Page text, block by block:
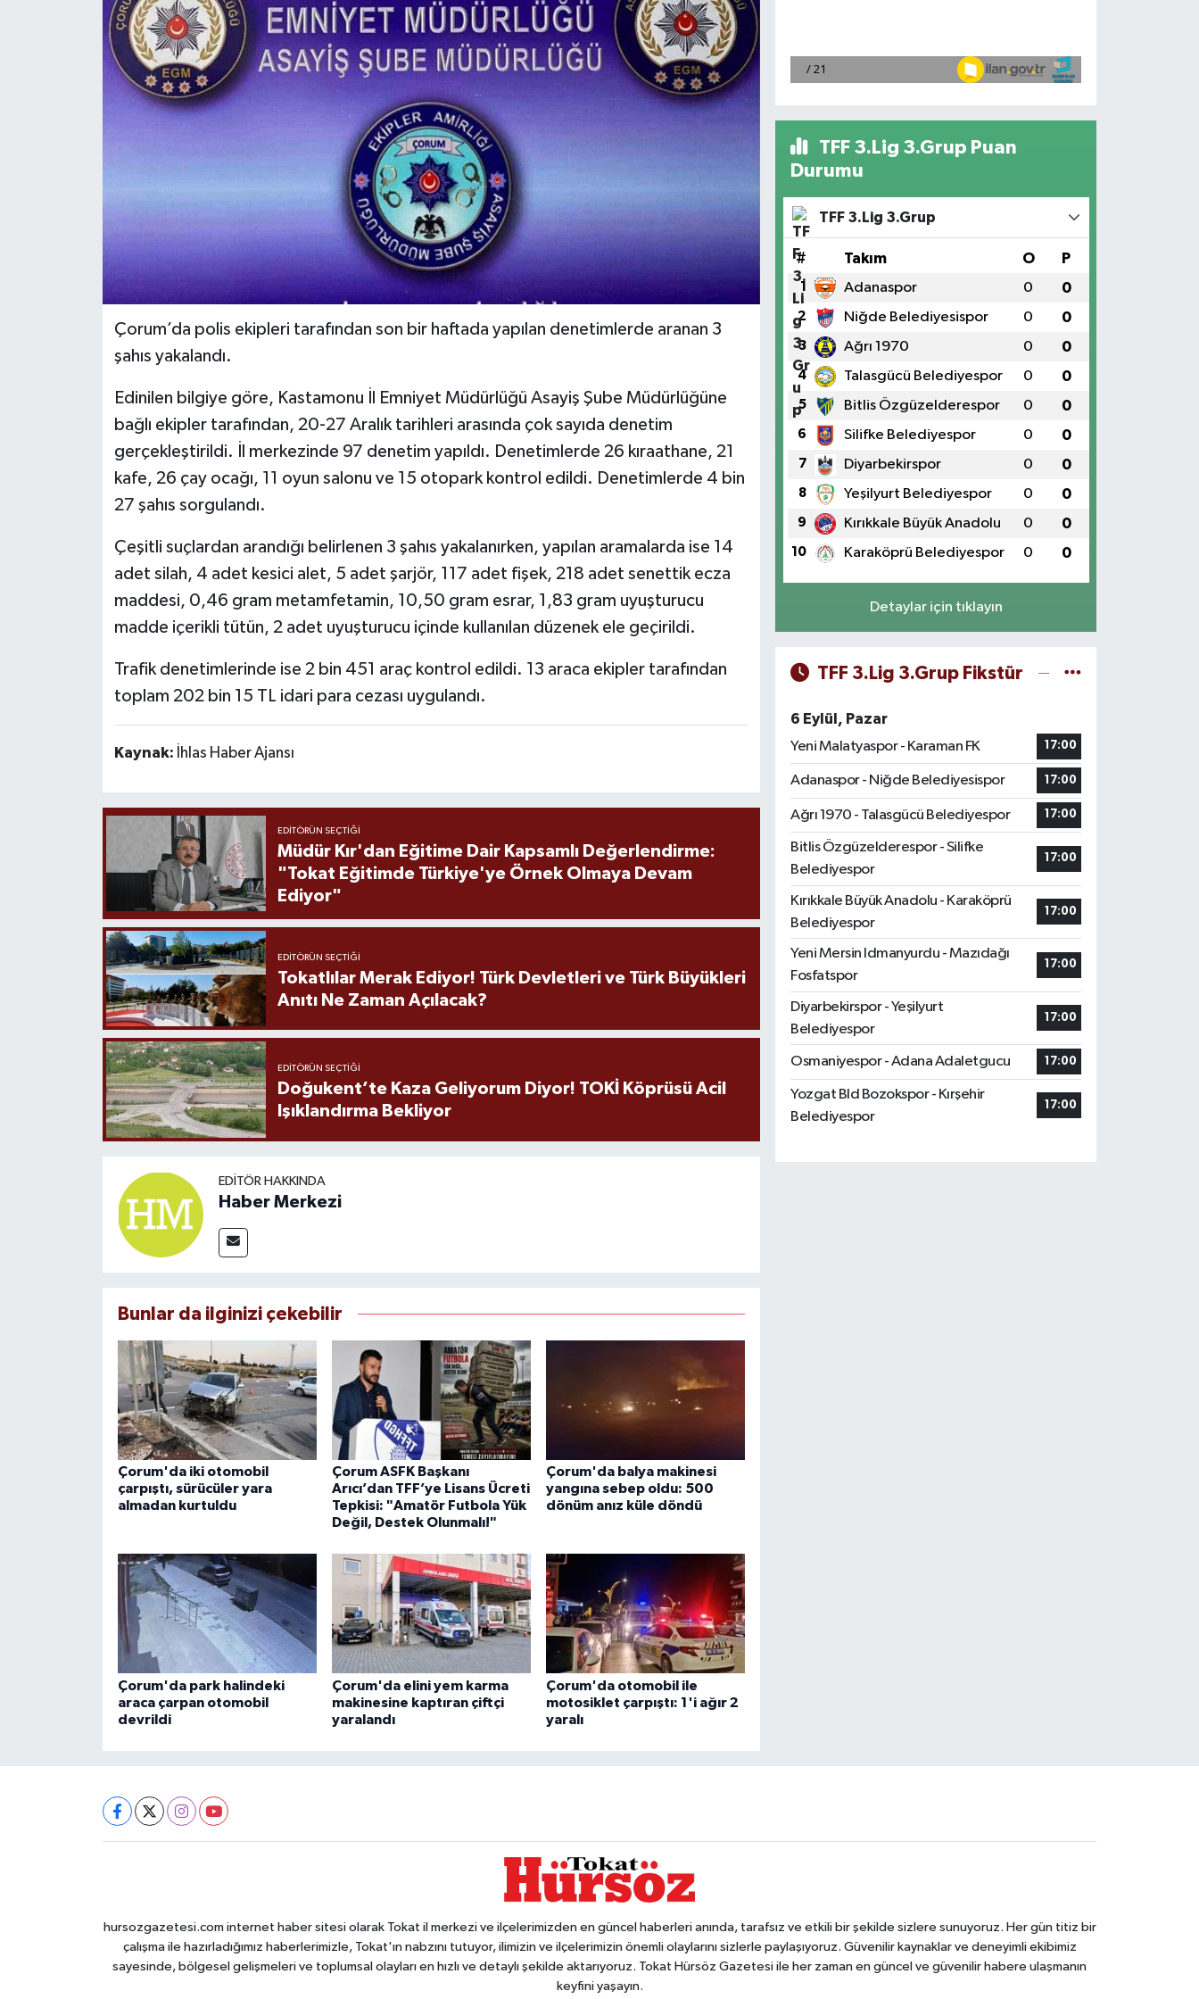
Çorum’da polis ekipleri tarafından son bir haftada yapılan denetimlerde aranan 3
şahıs yakalandı.
Edinilen bilgiye göre, Kastamonu İl Emniyet Müdürlüğü Asayiş Şube Müdürlüğüne
bağlı ekipler tarafından, 20-27 Aralık tarihleri arasında çok sayıda denetim
gerçekleştirildi. İl merkezinde 97 denetim yapıldı. Denetimlerde 26 kıraathane, 21
kafe, 26 çay ocağı, 11 oyun salonu ve 15 otopark kontrol edildi. Denetimlerde 4 bin
27 şahıs sorgulandı.
Çeşitli suçlardan arandığı belirlenen 3 şahıs yakalanırken, yapılan aramalarda ise 14
adet silah, 4 adet kesici alet, 5 adet şarjör, 117 adet fişek, 218 adet senettik ecza
maddesi, 0,46 gram metamfetamin, 10,50 gram esrar, 1,83 gram uyuşturucu
madde içerikli tütün, 2 adet uyuşturucu içinde kullanılan düzenek ele geçirildi.
Trafik denetimlerinde ise 2 bin 451 araç kontrol edildi. 13 araca ekipler tarafından
toplam 202 bin 15 TL idari para cezası uygulandı.
Kaynak: İhlas Haber Ajansı
EDITÖRÜN SEÇTIĞI
Müdür Kır'dan Eğitime Dair Kapsamlı Değerlendirme:
"Tokat Eğitimde Türkiye'ye Örnek Olmaya Devam
Ediyor"
EDITÖRÜN SEÇTIĞI
Tokatlılar Merak Ediyor! Türk Devletleri ve Türk Büyükleri
Anıtı Ne Zaman Açılacak?
EDITÖRÜN SEÇTIĞI
Doğukent’te Kaza Geliyorum Diyor! TOKİ Köprüsü Acil
Işıklandırma Bekliyor
EDITÖR HAKKINDA
Haber Merkezi
Bunlar da ilginizi çekebilir
Çorum'da iki otomobil
çarpıştı, sürücüler yara
almadan kurtuldu
Çorum ASFK Başkanı
Arıcı’dan TFF’ye Lisans Ücreti
Tepkisi: "Amatör Futbola Yük
Değil, Destek Olunmalı!"
Çorum'da balya makinesi
yangına sebep oldu: 500
dönüm anız küle döndü
Çorum'da park halindeki
araca çarpan otomobil
devrildi
Çorum'da elini yem karma
makinesine kaptıran çiftçi
yaralandı
Çorum'da otomobil ile
motosiklet çarpıştı: 1'i ağır 2
yaralı
TFF 3.Lig 3.Grup Puan
Durumu
TFF 3.Lig 3.Grup
# Takım O P
1 Adanaspor 0 0
2 Niğde Belediyesispor 0 0
3 Ağrı 1970 0 0
4 Talasgücü Belediyespor 0 0
5 Bitlis Özgüzelderespor 0 0
6 Silifke Belediyespor 0 0
7 Diyarbekirspor 0 0
8 Yeşilyurt Belediyespor 0 0
9 Kırıkkale Büyük Anadolu 0 0
10 Karaköprü Belediyespor 0 0
Detaylar için tıklayın
TFF 3.Lig 3.Grup Fikstür
6 Eylül, Pazar
Yeni Malatyaspor - Karaman FK
17:00
Adanaspor - Niğde Belediyesispor 17:00
Ağrı 1970 - Talasgücü Belediyespor 17:00
Bitlis Özgüzelderespor - Silifke
Belediyespor
17:00
Kırıkkale Büyük Anadolu - Karaköprü
Belediyespor
17:00
Yeni Mersin Idmanyurdu - Mazıdağı
Fosfatspor
17:00
Diyarbekirspor - Yeşilyurt
Belediyespor
17:00
Osmaniyespor - Adana Adaletgucu 17:00
Yozgat Bld Bozokspor - Kırşehir
Belediyespor
17:00
hursozgazetesi.com internet haber sitesi olarak Tokat il merkezi ve ilçelerimizden en güncel haberleri anında, tarafsız ve etkili bir şekilde sizlere sunuyoruz. Her gün titiz bir
çalışma ile hazırladığımız haberlerimizle, Tokat'ın nabzını tutuyor, ilimizin ve ilçelerimizin önemli olaylarını sizlerle paylaşıyoruz. Güvenilir kaynaklar ve deneyimli ekibimiz
sayesinde, bölgesel gelişmeleri ve toplumsal olayları en hızlı ve detaylı şekilde aktarıyoruz. Tokat Hürsöz Gazetesi ile her zaman en güncel ve güvenilir habere ulaşmanın
keyfini yaşayın.
Ekonomi